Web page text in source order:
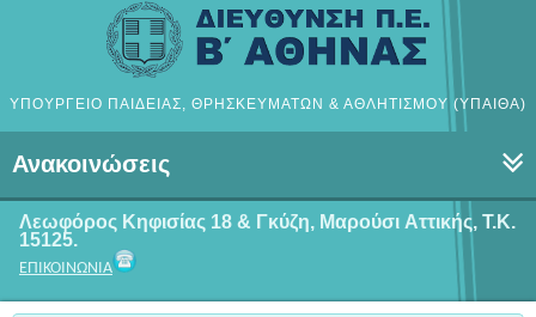
ΥΠΟΥΡΓΕΙΟ ΠΑΙΔΕΙΑΣ, ΘΡΗΣΚΕΥΜΑΤΩΝ & ΑΘΛΗΤΙΣΜΟΥ (ΥΠΑΙΘΑ)
Ανακοινώσεις
Λεωφόρος Κηφισίας 18 & Γκύζη, Μαρούσι Αττικής, Τ.Κ.
15125.
ΕΠΙΚΟΙΝΩΝΙΑ